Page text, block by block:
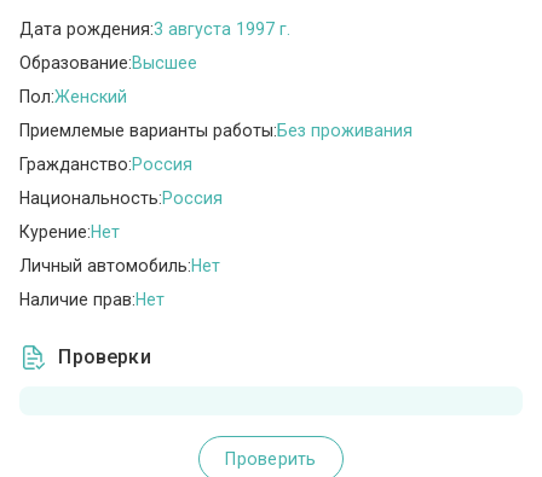
Дата рождения:3 августа 1997 г.
Образование:Высшее
Пол:Женский
Приемлемые варианты работы:Без проживания
Гражданство:Россия
Национальность:Россия
Курение:Нет
Личный автомобиль:Нет
Наличие прав:Нет
Проверки
Проверить